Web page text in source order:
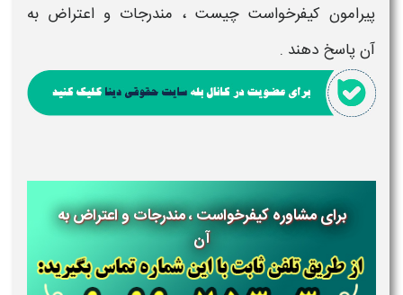
پیرامون کیفرخواست چیست ، مندرجات و اعتراض به
آنپاسخ دهند .
برای مشاوره کیفرخواست ، مندرجات و اعتراض به
آن